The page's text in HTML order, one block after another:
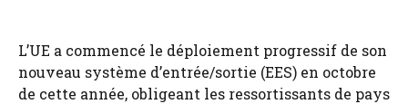
L’UE a commencé le déploiement progressif de son
nouveau système d’entrée/sortie (EES) en octobre
de cette année, obligeant les ressortissants de pays